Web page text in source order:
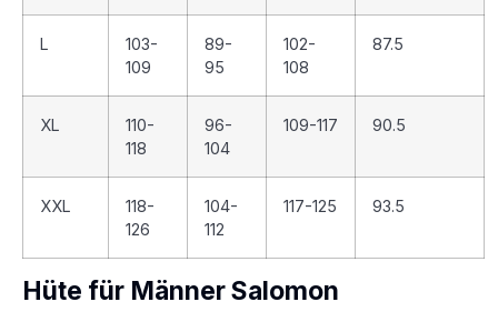
L
103-
109
89-
95
102-
108
87.5
XL
110-
118
96-
104
109-117 90.5
XXL
118-
126
104-
112
117-125 93.5
Hüte für Männer Salomon